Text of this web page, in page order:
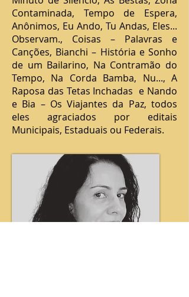
Contaminada, Tempo de Espera,
Anônimos, Eu Ando, Tu Andas, Eles...
Observam., Coisas – Palavras e
Canções, Bianchi – História e Sonho
de um Bailarino, Na Contramão do
Tempo, Na Corda Bamba, Nu..., A
Raposa das Tetas Inchadas e Nando
e Bia – Os Viajantes da Paz, todos
eles agraciados por editais
Municipais, Estaduais ou Federais.